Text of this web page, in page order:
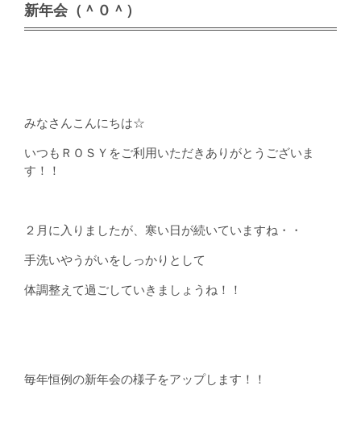
新年会（＾０＾）
みなさんこんにちは☆
いつもＲＯＳＹをご利用いただきありがとうございま
す！！
２月に入りましたが、寒い日が続いていますね・・
手洗いやうがいをしっかりとして
体調整えて過ごしていきましょうね！！
毎年恒例の新年会の様子をアップします！！